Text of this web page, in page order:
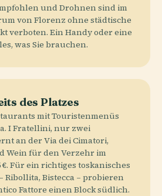
und Drohnen sind im
von Florenz ohne städtische
verboten. Ein Handy oder eine
was Sie brauchen.
des Platzes
mit Touristenmenüs
I Fratellini, nur zwei
an der Via dei Cimatori,
Wein für den Verzehr im
Für ein richtiges toskanisches
Ribollita, Bistecca – probieren
Fattore einen Block südlich.